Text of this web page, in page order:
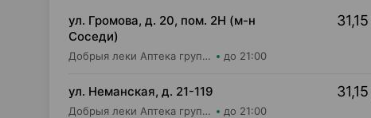
ул. Громова, д. 20, пом. 2Н (м-н
Соседи)
Добрыя леки Аптека групп Центр ООО Аптека №76 до 21:00
ул. Неманская, д. 21-119
Добрыя леки Аптека групп Центр ООО Аптека №51 до 21:00